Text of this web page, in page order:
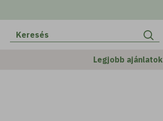
Legjobb ajánlatok